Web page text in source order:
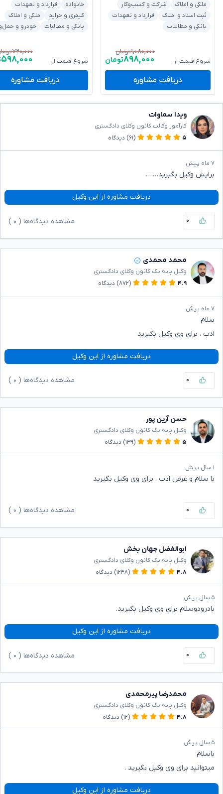
ملکی و املاک
شرکت و کسب‌وکار
ثبت اسناد و املاک
قرارداد و تعهدات
بانکی و مطالبات
شروع قیمت از
۱,۰۸۰,۰۰۰تومان
۸۹۸,۰۰۰تومان
دریافت مشاوره
خانواده
قرارداد و تعهدات
کیفری و جرایم
ملکی و املاک
بانکی و مطالبات
خودرو و
شروع قیمت از
۷۲۰,۰۰۰
۵۹۸,۰۰۰
دریافت مشاوره
ویدا سماوات
کارآموز وکالت کانون وکلای دادگستری
۵
(۶۱) دیدگاه
۷ ماه پیش
برایش وکیل بگیرید……..
دریافت مشاوره از این وکیل
۰ مشاهده دیدگاه‌ها ( ۰
محمد محمدی
وکیل پایه یک کانون وکلای دادگستری
۴.۹
(۸۷۲) دیدگاه
۷ ماه پیش
سلام
ادب ، برای وی وکیل بگیرید
دریافت مشاوره از این وکیل
۰ مشاهده دیدگاه‌ها ( ۰
حسن آرین پور
وکیل پایه یک کانون وکلای دادگستری
۵
(۱۳۹) دیدگاه
۱ سال پیش
با سلام و عرض ادب ، برای وی وکیل بگیرید
۰ مشاهده دیدگاه‌ها ( ۰
ابوالفضل جهان بخش
وکیل پایه یک کانون وکلای دادگستری
۴.۸
(۱۲۴۸) دیدگاه
۵ سال پیش
بادرودوسلام برای وی وکیل بگیرید.
دریافت مشاوره از این وکیل
۰ مشاهده دیدگاه‌ها ( ۰
محمدرضا پیرمحمدی
وکیل پایه یک کانون وکلای دادگستری
۴.۸
(۱۲) دیدگاه
۵ سال پیش
باسلام
میتوانید برای وی وکیل بگیرید .
دریافت مشاوره از این وکیل